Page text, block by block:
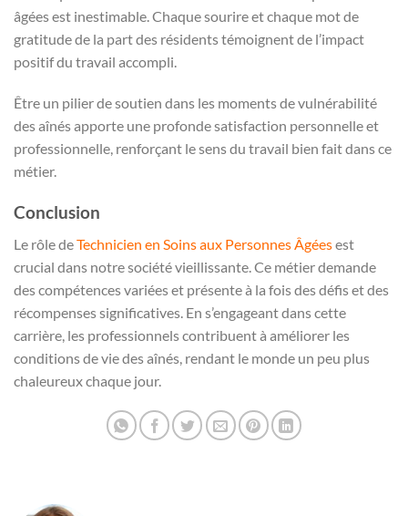
âgées est inestimable. Chaque sourire et chaque mot de
gratitude de la part des résidents témoignent de l’impact
positif du travail accompli.
Être un pilier de soutien dans les moments de vulnérabilité
des aînés apporte une profonde satisfaction personnelle et
professionnelle, renforçant le sens du travail bien fait dans ce
métier.
Conclusion
Le rôle deTechnicien en Soins aux Personnes Âgéesest
crucial dans notre société vieillissante. Ce métier demande
des compétences variées et présente à la fois des défis et des
récompenses significatives. En s’engageant dans cette
carrière, les professionnels contribuent à améliorer les
conditions de vie des aînés, rendant le monde un peu plus
chaleureux chaque jour.